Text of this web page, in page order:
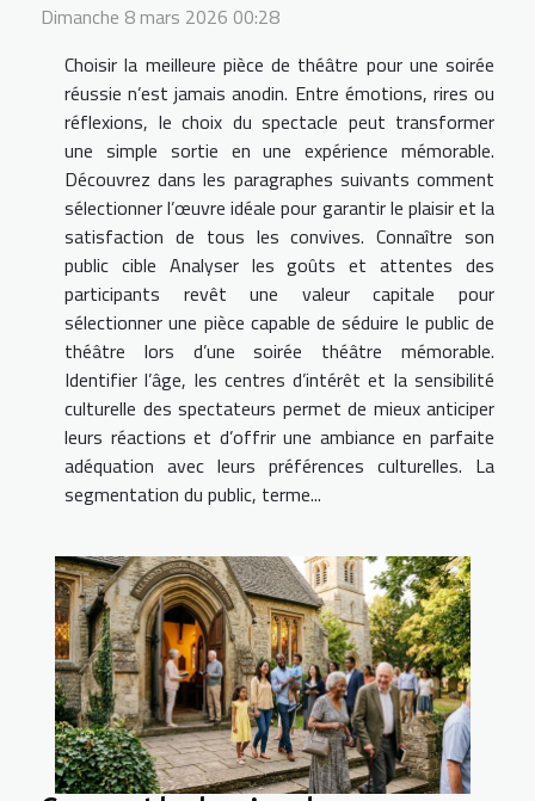
Dimanche 8 mars 2026 00:28
Choisir la meilleure pièce de théâtre pour une soirée
réussie n’est jamais anodin. Entre émotions, rires ou
réflexions, le choix du spectacle peut transformer
une simple sortie en une expérience mémorable.
Découvrez dans les paragraphes suivants comment
sélectionner l’œuvre idéale pour garantir le plaisir et la
satisfaction de tous les convives. Connaître son
public cible Analyser les goûts et attentes des
participants revêt une valeur capitale pour
sélectionner une pièce capable de séduire le public de
théâtre lors d’une soirée théâtre mémorable.
Identifier l’âge, les centres d’intérêt et la sensibilité
culturelle des spectateurs permet de mieux anticiper
leurs réactions et d’offrir une ambiance en parfaite
adéquation avec leurs préférences culturelles. La
segmentation du public, terme...